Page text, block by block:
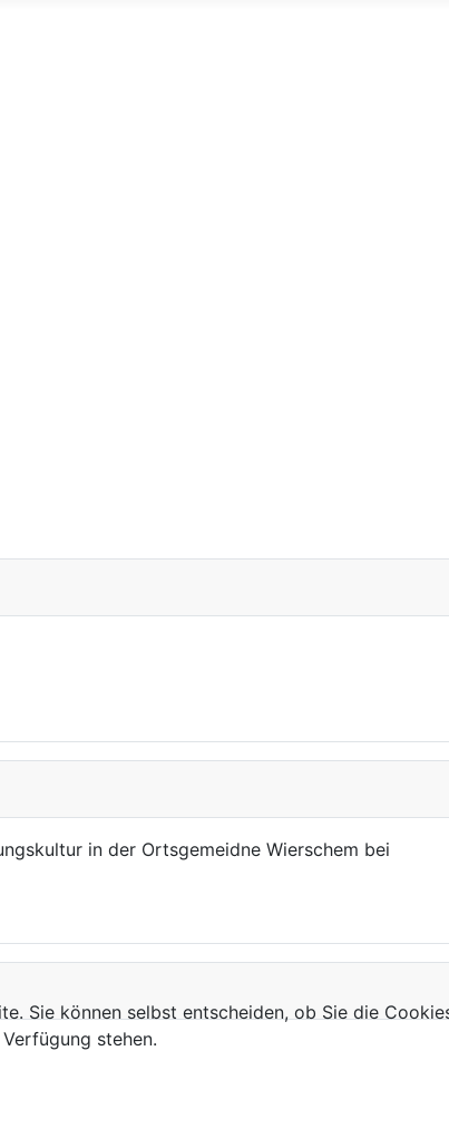
in der Ortsgemeidne Wierschem bei
Sie können selbst entscheiden, ob Sie die
stehen.